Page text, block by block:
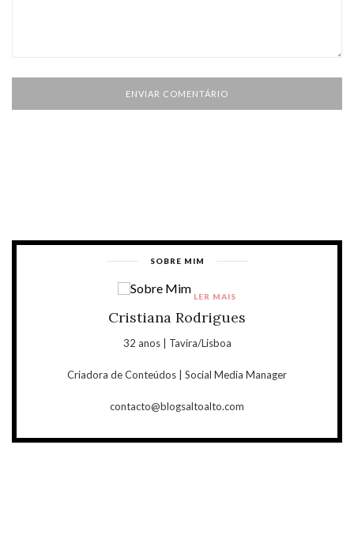
SOBRE MIM
Cristiana Rodrigues
32 anos | Tavira/Lisboa
Criadora de Conteúdos | Social Media Manager
contacto@blogsaltoalto.com
LER MAIS